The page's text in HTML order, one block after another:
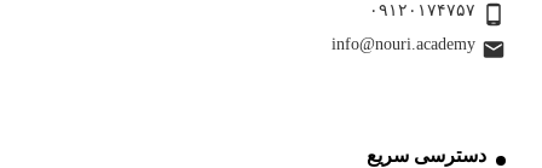
۰۹۱۲۰۱۷۴۷۵۷
info@nouri.academy
دسترسی سریع